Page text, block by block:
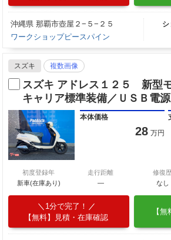
沖縄県 那覇市壺屋２−５−２５
ワークショップピースパイン
シ
スズキ 複数画像
スズキ アドレス１２５ 新型
キャリア標準装備／ＵＳＢ電源
本体価格
28 万円
初度登録年
新車(在庫あり)
走行距離
―
修復
なし
1分で完了！
【無料】見積・在庫確認
【